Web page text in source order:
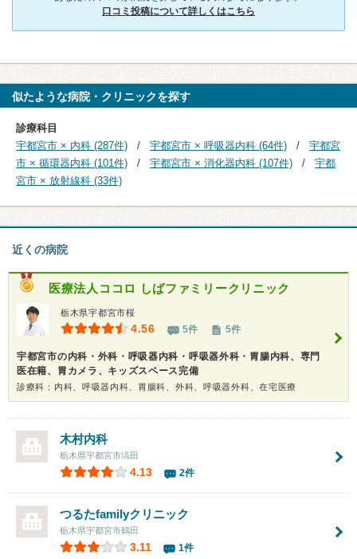
口コミ投稿について詳しくはこちら
似たような病院・クリニックを探す
診療科目
宇都宮市 × 内科 (287件)
宇都宮市 × 呼吸器内科 (64件)
宇都宮
市 × 循環器内科 (101件)
宇都宮市 × 消化器内科 (107件)
宇都
宮市 × 放射線科 (33件)
近くの病院
医療法人ココロ しばファミリークリニック
栃木県宇都宮市桜
4.56 5件 5件
宇都宮市の内科・外科・呼吸器内科・呼吸器外科・胃腸内科、専門
医在籍、胃カメラ、キッズスペース完備
診療科：内科、呼吸器内科、胃腸科、外科、呼吸器外科、在宅医療
木村内科
栃木県宇都宮市塙田
4.13 2件
つるたfamilyクリニック
栃木県宇都宮市鶴田
3.11 1件